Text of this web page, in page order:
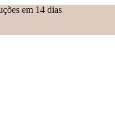
em 14 dias